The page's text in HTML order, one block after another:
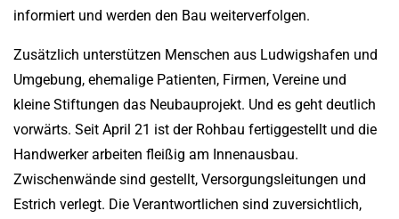
informiert und werden den Bau weiterverfolgen.
Zusätzlich unterstützen Menschen aus Ludwigshafen und
Umgebung, ehemalige Patienten, Firmen, Vereine und
kleine Stiftungen das Neubauprojekt. Und es geht deutlich
vorwärts. Seit April 21 ist der Rohbau fertiggestellt und die
Handwerker arbeiten fleißig am Innenausbau.
Zwischenwände sind gestellt, Versorgungsleitungen und
Estrich verlegt. Die Verantwortlichen sind zuversichtlich,